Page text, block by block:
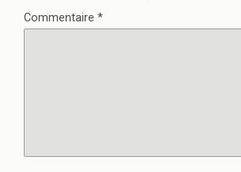
Commentaire *